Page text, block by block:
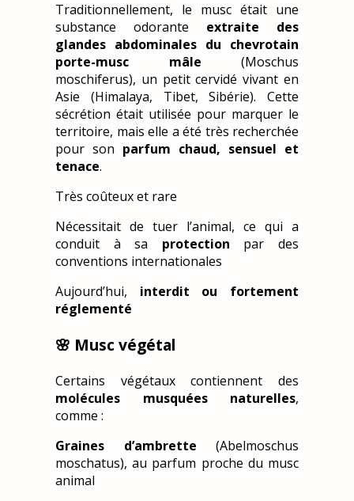
Traditionnellement, le musc était une
substance odorante extraite des
glandes abdominales du chevrotain
porte-musc mâle (Moschus
moschiferus), un petit cervidé vivant en
Asie (Himalaya, Tibet, Sibérie). Cette
sécrétion était utilisée pour marquer le
territoire, mais elle a été très recherchée
pour son parfum chaud, sensuel et
tenace.
Très coûteux et rare
Nécessitait de tuer l’animal, ce qui a
conduit à sa protection par des
conventions internationales
Aujourd’hui, interdit ou fortement
réglementé
🌸 Musc végétal
Certains végétaux contiennent des
molécules musquées naturelles,
comme :
Graines d’ambrette (Abelmoschus
moschatus), au parfum proche du musc
animal